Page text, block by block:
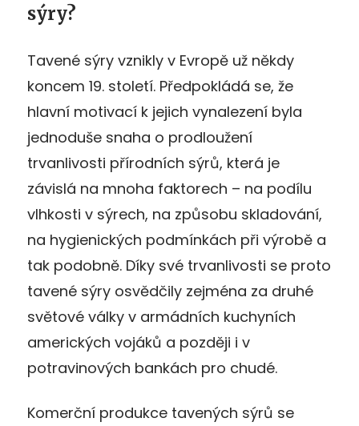
sýry?
Tavené sýry vznikly v Evropě už někdy
koncem 19. století. Předpokládá se, že
hlavní motivací k jejich vynalezení byla
jednoduše snaha o prodloužení
trvanlivosti přírodních sýrů, která je
závislá na mnoha faktorech – na podílu
vlhkosti v sýrech, na způsobu skladování,
na hygienických podmínkách při výrobě a
tak podobně. Díky své trvanlivosti se proto
tavené sýry osvědčily zejména za druhé
světové války v armádních kuchyních
amerických vojáků a později i v
potravinových bankách pro chudé.
Komerční produkce tavených sýrů se